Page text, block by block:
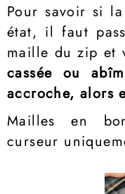
Pour savoir si la
état, il faut
maille du zip et
cassée ou
accroche, alors
Mailles en
curseur